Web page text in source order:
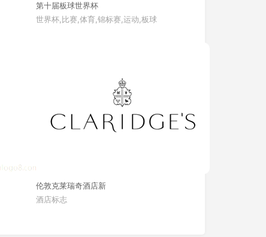
第十届板球世界杯
世界杯,比赛,体育,锦标赛,运动,板球
伦敦克莱瑞奇酒店新
酒店标志